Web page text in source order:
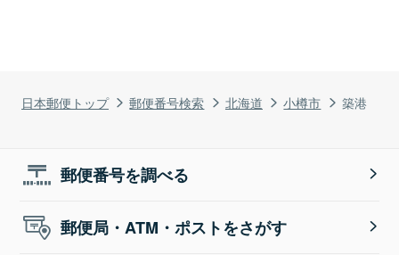
日本郵便トップ 郵便番号検索 北海道 小樽市 築港
郵便番号を調べる
郵便局・ATM・ポストをさがす